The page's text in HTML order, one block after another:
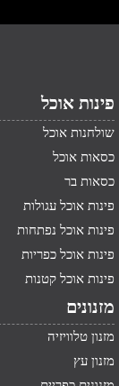
פינות אוכל
שולחנות אוכל
כסאות אוכל
כסאות בר
פינות אוכל עגולות
פינות אוכל נפתחות
פינות אוכל כפריות
פינות אוכל קטנות
מזנונים
מזנון טלוויזיה
מזנון עץ